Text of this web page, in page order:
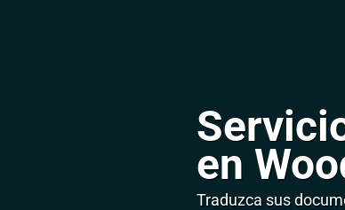
en
Traduzca sus